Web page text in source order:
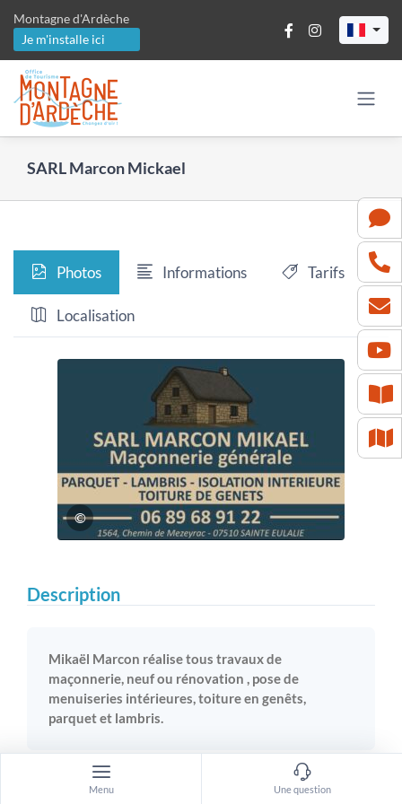
contenu
Montagne d'Ardèche
Je m'installe ici
SARL Marcon Mickael
Photos Informations Tarifs
Localisation
©
Description
Mikaël Marcon réalise tous travaux de
maçonnerie, neuf ou rénovation , pose de
menuiseries intérieures, toiture en genêts,
parquet et lambris.
Ouverture
Menu Une question